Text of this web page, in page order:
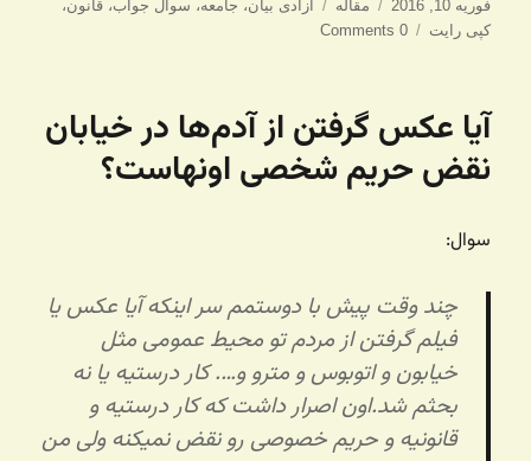
ارسال
شده
فوریه 10, 2016 دسته‌ها
مقاله برچسب‌ها
آزادی بیان، جامعه، سوال جواب،قانون،
کپی رایت
0 Comments
آیا عکس گرفتن از آدم‌ها در خیابان
نقض حریم شخصی اونهاست؟
سوال:
چند وقت پیش با دوستمم سر اینکه آیا عکس یا
فیلم گرفتن از مردم تو محیط عمومی مثل
خیابون و اتوبوس و مترو و…. کار درستیه یا نه
بحثم شد.اون اصرار داشت که کار درستیه و
قانونیه و حریم خصوصی رو نقض نمیکنه ولی من